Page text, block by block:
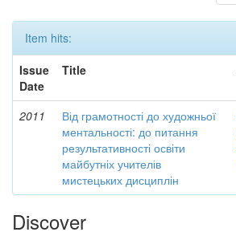
Item hits:
Issue
Date
Title
2011
Від грамотності до художньої
ментальності: до питання
результативності освіти
майбутніх учителів
мистецьких дисциплін
Discover